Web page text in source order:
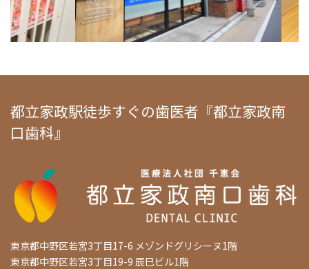
都立家政駅徒歩すぐの歯医者『都立家政南
口歯科』
東京都中野区若宮3丁目17-6 メゾンドグリシーヌ1階
東京都中野区若宮3丁目19-9 辰巳ビル1階